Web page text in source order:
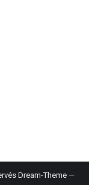
Dream-Theme —